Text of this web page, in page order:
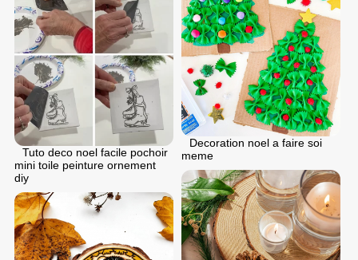
Tuto deco noel facile pochoir
mini toile peinture ornement
diy
Decoration noel a faire soi
meme